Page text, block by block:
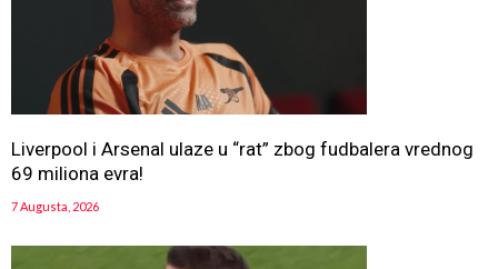
Liverpool i Arsenal ulaze u “rat” zbog fudbalera vrednog
69 miliona evra!
7 Augusta, 2026